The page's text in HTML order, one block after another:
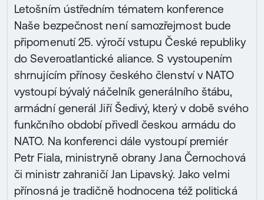
Letošním ústředním tématem konference
Naše bezpečnost není samozřejmost bude
připomenutí 25. výročí vstupu České republiky
do Severoatlantické aliance. S vystoupením
shrnujícím přínosy českého členství v NATO
vystoupí bývalý náčelník generálního štábu,
armádní generál Jiří Šedivý, který v době svého
funkčního období přivedl českou armádu do
NATO. Na konferenci dále vystoupí premiér
Petr Fiala, ministryně obrany Jana Černochová
či ministr zahraničí Jan Lipavský. Jako velmi
přínosná je tradičně hodnocena též politická